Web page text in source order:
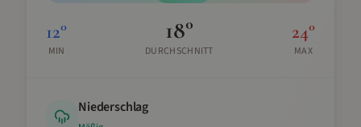
12°
MIN
18°
DURCHSCHNITT
24°
MAX
Niederschlag